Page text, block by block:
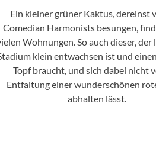
Ein kleiner grüner Kaktus, dereinst
Comedian Harmonists besungen,
Wohnungen. So auch dieser, der
klein entwachsen ist und
Topf braucht, und sich dabei nicht
Entfaltung einer wunderschönen
abhalten lässt.